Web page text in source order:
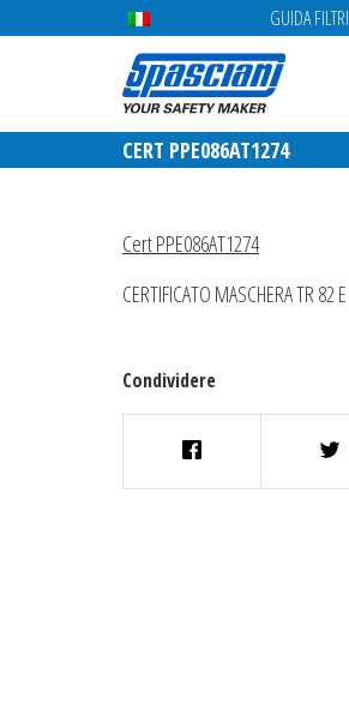
GUIDA FILTRI
CERT PPE086AT1274
Cert PPE086AT1274
CERTIFICATO MASCHERA TR 82 E
Condividere